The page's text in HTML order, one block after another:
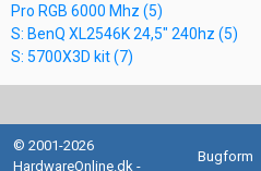
Pro RGB 6000 Mhz (5)
S: BenQ XL2546K 24,5" 240hz (5)
S: 5700X3D kit (7)
© 2001-2026
HardwareOnline.dk -
Bugform